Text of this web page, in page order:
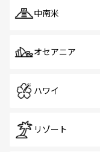
中南米
オセアニア
ハワイ
リゾート